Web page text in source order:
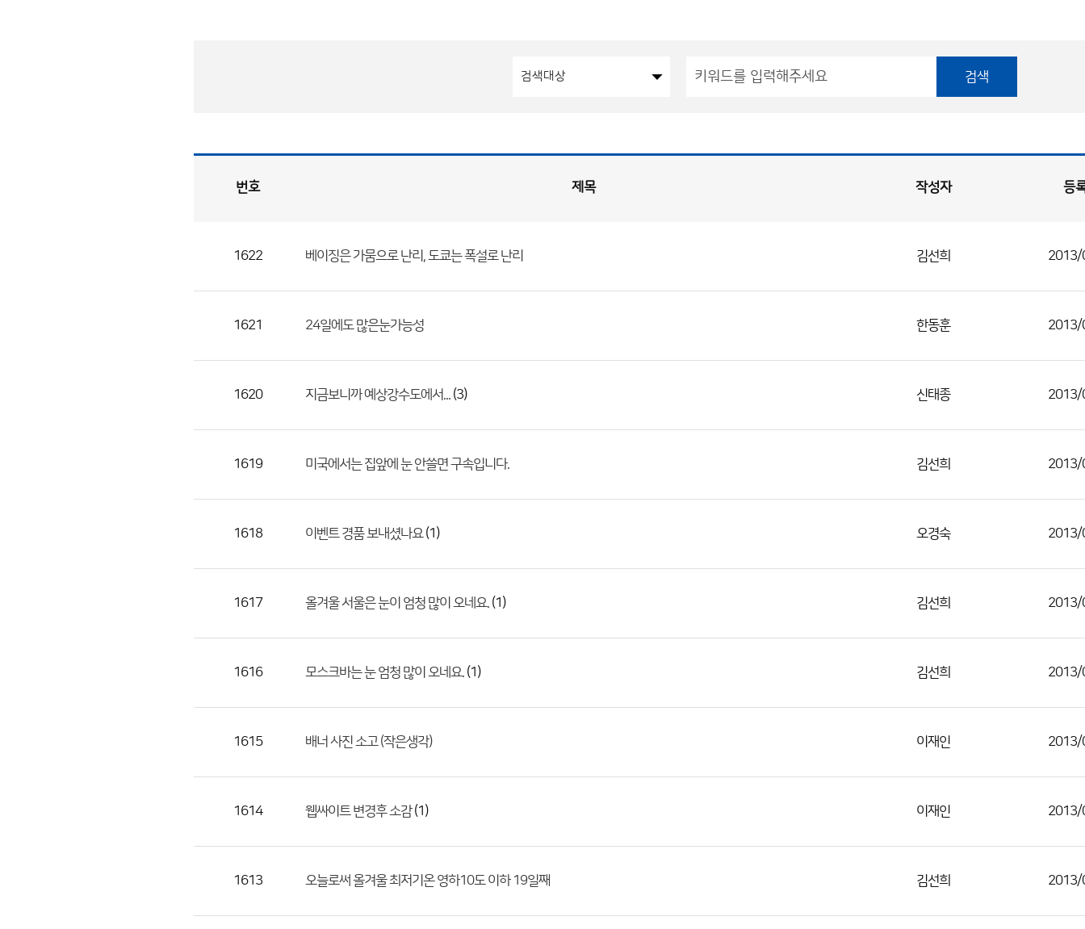
검색
로
제
성
다.
번호 제목 작성자 등
1622 베이징은 가뭄으로 난리, 도쿄는 폭설로 난리 김선희 2013/
1621 24일에도 많은눈가능성 한동훈 2013/
1620 지금보니까 예상강수도에서... (3) 신태종 2013/
1619 미국에서는 집앞에 눈 안쓸면 구속입니다. 김선희 2013/
1618 이벤트 경품 보내셨나요(1) 오경숙 2013/
1617 올겨울 서울은 눈이 엄청 많이 오네요. (1) 김선희 2013/
1616 모스크바는 눈 엄청 많이 오네요. (1) 김선희 2013/
1615 배너 사진 소고 (작은생각) 이재인 2013/
1614 웹싸이트 변경후 소감(1) 이재인 2013/
1613 오늘로써 올겨울 최저기온 영하10도 이하 19일째 김선희 2013/